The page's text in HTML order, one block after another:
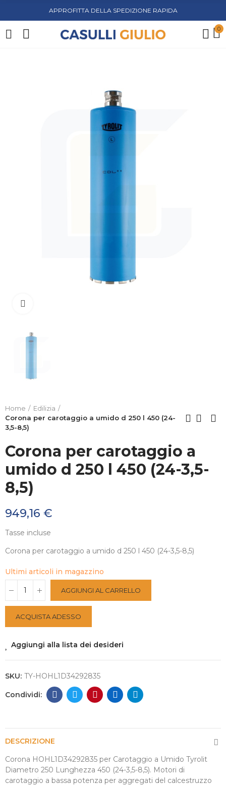
APPROFITTA DELLA SPEDIZIONE RAPIDA
0
Home
Edilizia
Corona per carotaggio a umido d 250 l 450 (24-
3,5-8,5)
Corona per carotaggio a
umido d 250 l 450 (24-3,5-
8,5)
949,16 €
Tasse incluse
Corona per carotaggio a umido d 250 l 450 (24-3,5-8,5)
Ultimi articoli in magazzino
AGGIUNGI AL CARRELLO
ACQUISTA ADESSO
Aggiungi alla lista dei desideri
SKU: TY-HOHL1D34292835
DESCRIZIONE
Corona HOHL1D34292835 per Carotaggio a Umido Tyrolit
Diametro 250 Lunghezza 450 (24-3,5-8,5). Motori di
carotaggio a bassa potenza per aggregati del calcestruzzo